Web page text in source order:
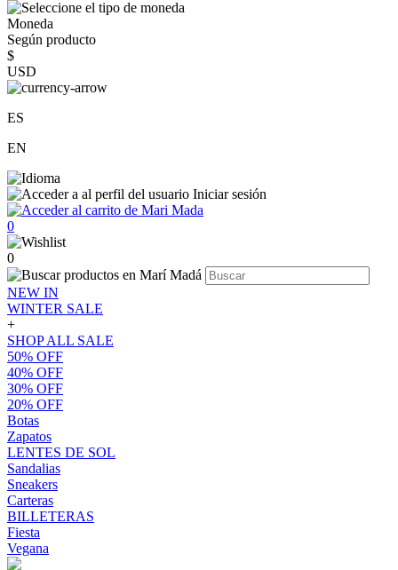
Moneda
Según producto
$
USD
ES
EN
Iniciar sesión
0
0
NEW IN
WINTER SALE
+
SHOP ALL SALE
50% OFF
40% OFF
30% OFF
20% OFF
Botas
Zapatos
LENTES DE SOL
Sandalias
Sneakers
Carteras
BILLETERAS
Fiesta
Vegana